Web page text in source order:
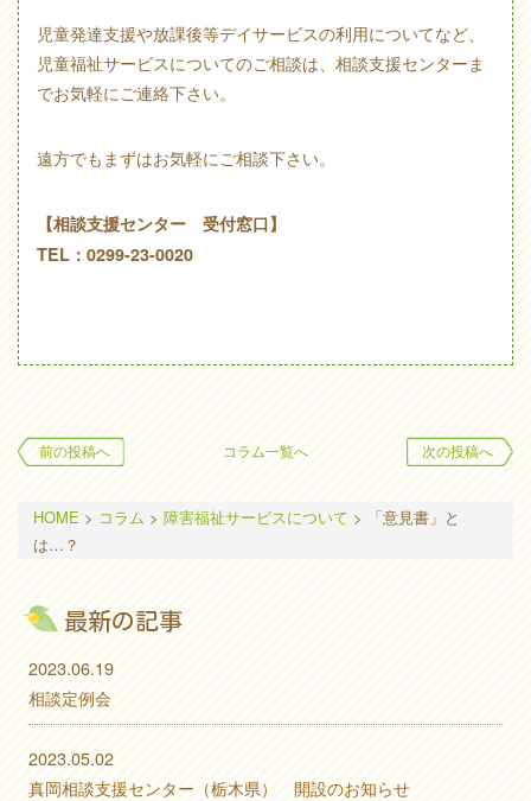
児童発達支援や放課後等デイサービスの利用についてなど、
児童福祉サービスについてのご相談は、相談支援センターま
でお気軽にご連絡下さい。
遠方でもまずはお気軽にご相談下さい。
【相談支援センター 受付窓口】
TEL：0299-23-0020
前の投稿へ コラム一覧へ 次の投稿へ
HOME > コラム > 障害福祉サービスについて >
「意見書」と
は…？
最新の記事
2023.06.19
相談定例会
2023.05.02
真岡相談支援センター（栃木県） 開設のお知らせ